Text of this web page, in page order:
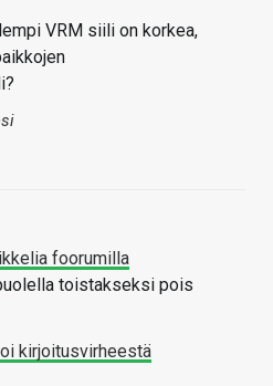
VRM siili on korkea,
foorumilla
toistakseksi pois
kirjoitusvirheestä